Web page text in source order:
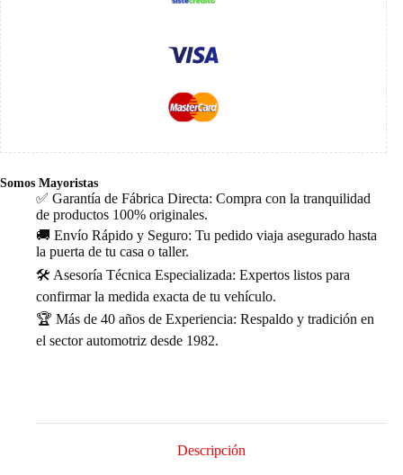
Somos Mayoristas
✅ Garantía de Fábrica Directa: Compra con la tranquilidad
de productos 100% originales.
🚚 Envío Rápido y Seguro: Tu pedido viaja asegurado hasta
la puerta de tu casa o taller.
🛠️ Asesoría Técnica Especializada: Expertos listos para
confirmar la medida exacta de tu vehículo.
🏆 Más de 40 años de Experiencia: Respaldo y tradición en
el sector automotriz desde 1982.
Descripción